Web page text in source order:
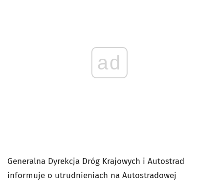
ad
Generalna Dyrekcja Dróg Krajowych i Autostrad
informuje o utrudnieniach na Autostradowej